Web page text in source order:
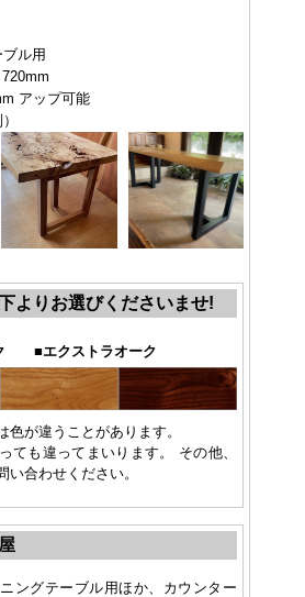
ル用
アップ可能
よりお選びくださいませ!
■エクストラオーク
色が違うことがあります。
ても違ってまいります。 その他、
い合わせください。
ングテーブル用ほか、カウンター